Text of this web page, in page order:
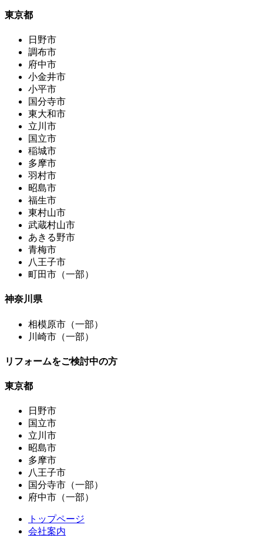
東京都
日野市
調布市
府中市
小金井市
小平市
国分寺市
東大和市
立川市
国立市
稲城市
多摩市
羽村市
昭島市
福生市
東村山市
武蔵村山市
あきる野市
青梅市
八王子市
町田市（一部）
神奈川県
相模原市（一部）
川崎市（一部）
リフォームをご検討中の方
東京都
日野市
国立市
立川市
昭島市
多摩市
八王子市
国分寺市（一部）
府中市（一部）
トップページ
会社案内